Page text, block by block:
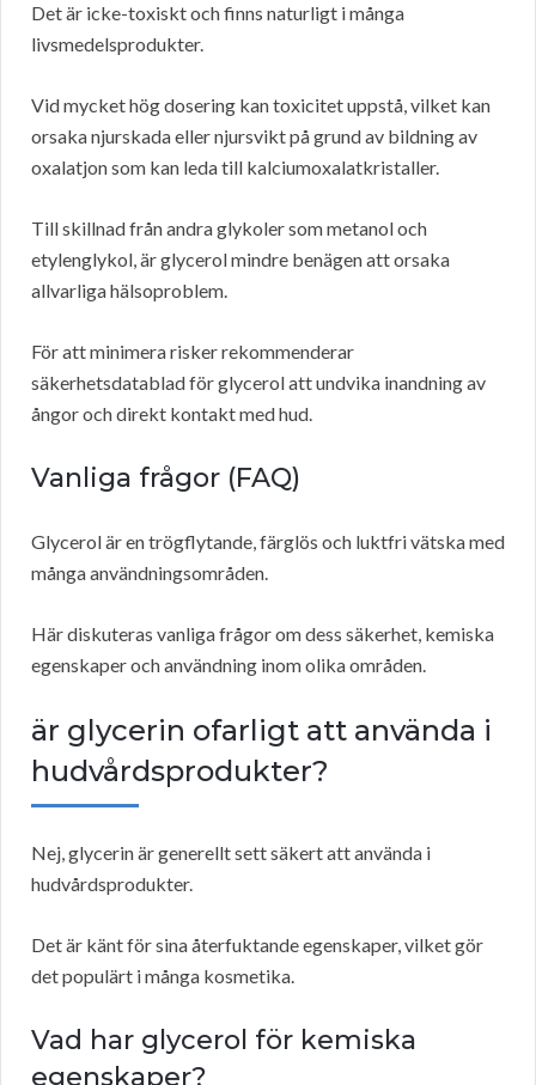
Det är icke-toxiskt och finns naturligt i många
livsmedelsprodukter.
Vid mycket hög dosering kan toxicitet uppstå, vilket kan
orsaka njurskada eller njursvikt på grund av bildning av
oxalatjon som kan leda till kalciumoxalatkristaller.
Till skillnad från andra glykoler som metanol och
etylenglykol, är glycerol mindre benägen att orsaka
allvarliga hälsoproblem.
För att minimera risker rekommenderar
säkerhetsdatablad för glycerol att undvika inandning av
ångor och direkt kontakt med hud.
Vanliga frågor (FAQ)
Glycerol är en trögflytande, färglös och luktfri vätska med
många användningsområden.
Här diskuteras vanliga frågor om dess säkerhet, kemiska
egenskaper och användning inom olika områden.
är glycerin ofarligt att använda i
hudvårdsprodukter?
Nej, glycerin är generellt sett säkert att använda i
hudvårdsprodukter.
Det är känt för sina återfuktande egenskaper, vilket gör
det populärt i många kosmetika.
Vad har glycerol för kemiska
egenskaper?